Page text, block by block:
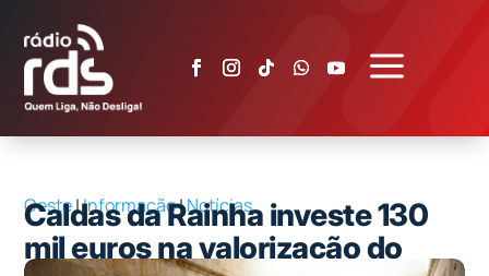
a
Oeste|Informação|Notícias
Caldas da Rainha investe 130
mil euros na valorização do